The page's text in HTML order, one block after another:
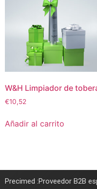
W&H Limpiador de
€10,52
Añadir al carrito
Precimed :Proveedor B2B